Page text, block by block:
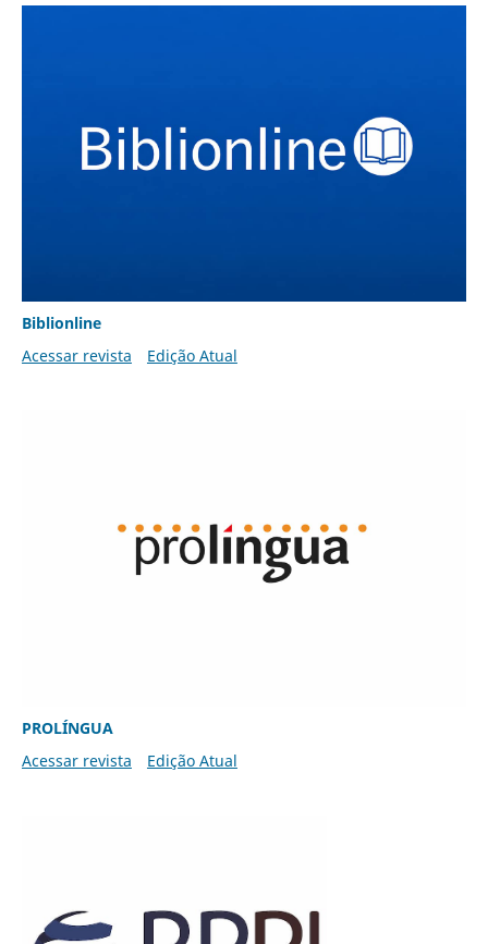
Biblionline
Acessar revista
Edição Atual
PROLÍNGUA
Acessar revista
Edição Atual